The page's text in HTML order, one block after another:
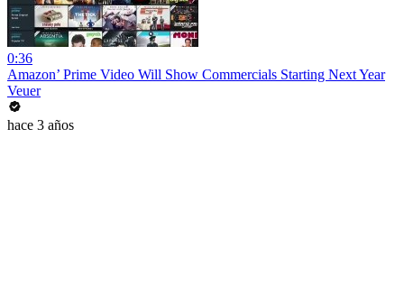
0:36
Amazon’ Prime Video Will Show Commercials Starting Next Year
Veuer
hace 3 años